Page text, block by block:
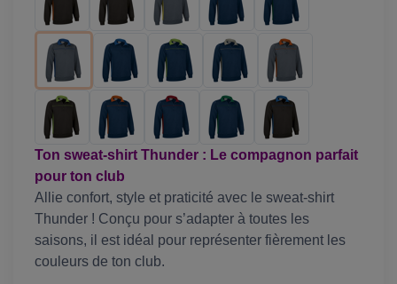
Ton sweat-shirt Thunder : Le compagnon parfait
pour ton club
Allie confort, style et praticité avec le sweat-shirt
Thunder ! Conçu pour s’adapter à toutes les
saisons, il est idéal pour représenter fièrement les
couleurs de ton club.